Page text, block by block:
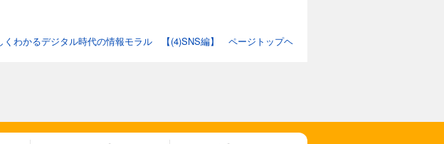
くわかるデジタル時代の情報モラル 【(4)SNS編】 ページトップヘ